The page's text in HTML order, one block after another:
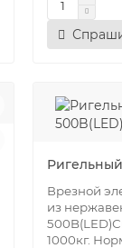
Врезной
из
1000кг.